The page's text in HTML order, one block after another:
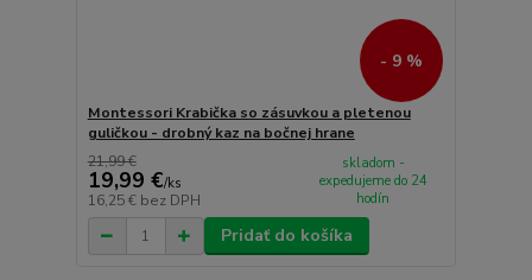
- 9 %
Montessori Krabička so zásuvkou a pletenou
guličkou - drobný kaz na bočnej hrane
21,99 €
19,99 €/ks
16,25 € bez DPH
skladom -
expedujeme do 24
hodín
Pridať do košíka